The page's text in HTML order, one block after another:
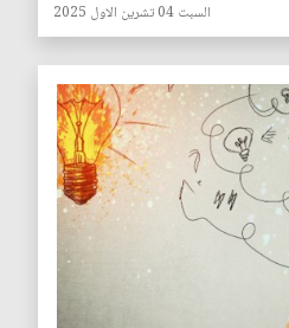
السبت 04 تشرين الاول 2025